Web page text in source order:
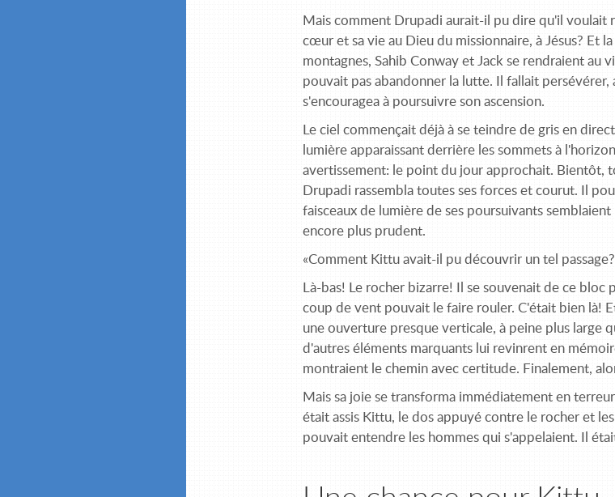
Mais comment Drupadi aurait-il pu dire qu'il voulait
cœur et sa vie au Dieu du missionnaire, à Jésus? Et
montagnes, Sahib Conway et Jack se rendraient au
pouvait pas abandonner la lutte. Il fallait
s'encouragea à poursuivre son ascension.
Le ciel commençait déjà à se teindre de gris en
lumière apparaissant derrière les sommets à
avertissement: le point du jour approchait. Bientôt,
Drupadi rassembla toutes ses forces et courut. Il
faisceaux de lumière de ses poursuivants
encore plus prudent.
«Comment Kittu avait-il pu découvrir un tel
Là-bas! Le rocher bizarre! Il se souvenait de ce
coup de vent pouvait le faire rouler. C'était bien là!
une ouverture presque verticale, à peine plus large
d'autres éléments marquants lui revinrent en
montraient le chemin avec certitude. Finalement,
Mais sa joie se transforma immédiatement en
était assis Kittu, le dos appuyé contre le rocher et
pouvait entendre les hommes qui s'appelaient. Il